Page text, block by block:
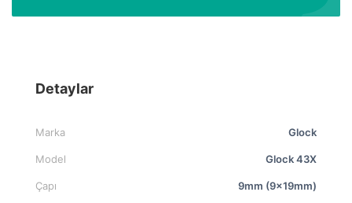
Detaylar
Marka Glock
Model Glock 43X
Çapı 9mm (9x19mm)